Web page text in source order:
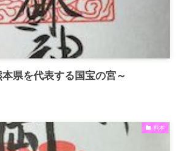
県を代表する国宝の宮～
熊本